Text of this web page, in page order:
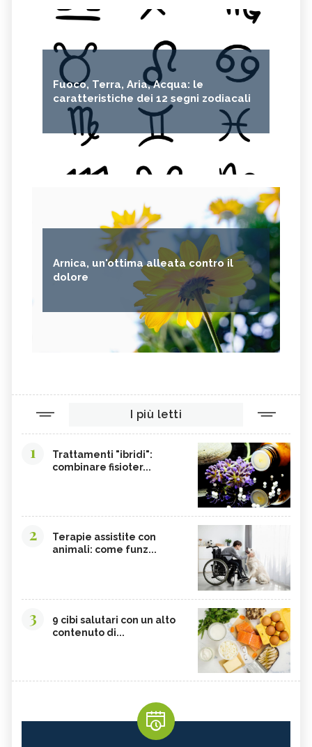
Fuoco, Terra, Aria, Acqua: le
caratteristiche dei 12 segni zodiacali
Arnica, un'ottima alleata contro il
dolore
I più letti
1
Trattamenti "ibridi":
combinare fisioter...
2
Terapie assistite con
animali: come funz...
3
9 cibi salutari con un alto
contenuto di...